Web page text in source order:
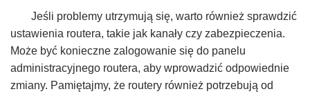
Jeśli problemy utrzymują się, warto również sprawdzić
ustawienia routera, takie jak kanały czy zabezpieczenia.
Może być konieczne zalogowanie się do panelu
administracyjnego routera, aby wprowadzić odpowiednie
zmiany. Pamiętajmy, że routery również potrzebują od